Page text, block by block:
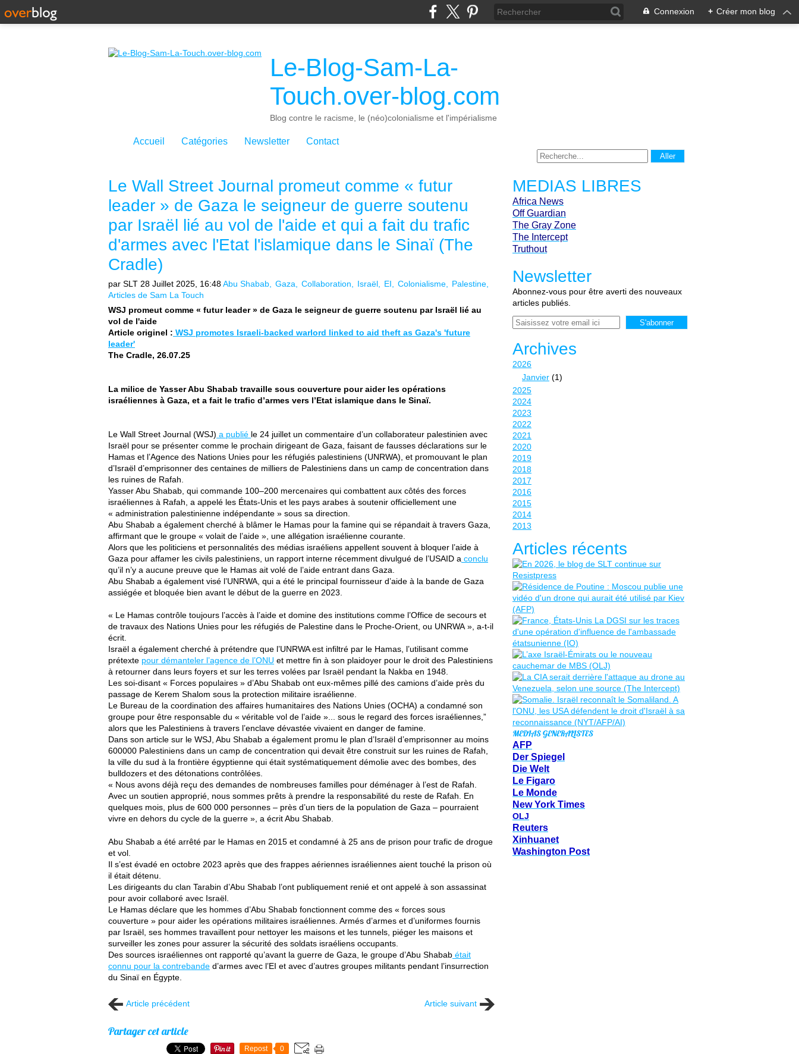
Connexion + Créer mon blog
Le-Blog-Sam-La-
Touch.over-blog.com
Blog contre le racisme, le (néo)colonialisme et l'impérialisme
Accueil Catégories Newsletter Contact
Le Wall Street Journal promeut comme « futur
leader » de Gaza le seigneur de guerre soutenu
par Israël lié au vol de l'aide et qui a fait du trafic
d'armes avec l'Etat l'islamique dans le Sinaï (The
Cradle)
par SLT 28 Juillet 2025, 16:48Abu Shabab Gaza Collaboration Israël EI Colonialisme
Palestine
Articles de Sam La Touch
WSJ promeut comme « futur leader » de Gaza le seigneur de guerre soutenu par Israël lié au
vol de l'aide
Article originel : WSJ promotes Israeli-backed warlord linked to aid theft as Gaza's 'future
leader'
The Cradle, 26.07.25
La milice de Yasser Abu Shabab travaille sous couverture pour aider les opérations
israéliennes à Gaza, et a fait le trafic d’armes vers l’Etat islamique dans le Sinaï.
Le Wall Street Journal (WSJ) a publié le 24 juillet un commentaire d’un collaborateur palestinien avec
Israël pour se présenter comme le prochain dirigeant de Gaza, faisant de fausses déclarations sur le
Hamas et l’Agence des Nations Unies pour les réfugiés palestiniens (UNRWA), et promouvant le plan
d’Israël d’emprisonner des centaines de milliers de Palestiniens dans un camp de concentration dans
les ruines de Rafah.
Yasser Abu Shabab, qui commande 100–200 mercenaires qui combattent aux côtés des forces
israéliennes à Rafah, a appelé les États-Unis et les pays arabes à soutenir officiellement une
« administration palestinienne indépendante » sous sa direction.
Abu Shabab a également cherché à blâmer le Hamas pour la famine qui se répandait à travers Gaza,
affirmant que le groupe « volait de l’aide », une allégation israélienne courante.
Alors que les politiciens et personnalités des médias israéliens appellent souvent à bloquer l’aide à
Gaza pour affamer les civils palestiniens, un rapport interne récemment divulgué de l’USAID a conclu
qu’il n’y a aucune preuve que le Hamas ait volé de l’aide entrant dans Gaza.
Abu Shabab a également visé l’UNRWA, qui a été le principal fournisseur d’aide à la bande de Gaza
assiégée et bloquée bien avant le début de la guerre en 2023.
« Le Hamas contrôle toujours l’accès à l’aide et domine des institutions comme l’Office de secours et
de travaux des Nations Unies pour les réfugiés de Palestine dans le Proche-Orient, ou UNRWA », a-t-il
écrit.
Israël a également cherché à prétendre que l’UNRWA est infiltré par le Hamas, l’utilisant comme
prétexte pour démanteler l’agence de l’ONU et mettre fin à son plaidoyer pour le droit des Palestiniens
à retourner dans leurs foyers et sur les terres volées par Israël pendant la Nakba en 1948.
Les soi-disant « Forces populaires » d’Abu Shabab ont eux-mêmes pillé des camions d’aide près du
passage de Kerem Shalom sous la protection militaire israélienne.
Le Bureau de la coordination des affaires humanitaires des Nations Unies (OCHA) a condamné son
groupe pour être responsable du « véritable vol de l’aide »... sous le regard des forces israéliennes,”
alors que les Palestiniens à travers l’enclave dévastée vivaient en danger de famine.
Dans son article sur le WSJ, Abu Shabab a également promu le plan d’Israël d’emprisonner au moins
600000 Palestiniens dans un camp de concentration qui devait être construit sur les ruines de Rafah,
la ville du sud à la frontière égyptienne qui était systématiquement démolie avec des bombes, des
bulldozers et des détonations contrôlées.
« Nous avons déjà reçu des demandes de nombreuses familles pour déménager à l’est de Rafah.
Avec un soutien approprié, nous sommes prêts à prendre la responsabilité du reste de Rafah. En
quelques mois, plus de 600 000 personnes – près d’un tiers de la population de Gaza – pourraient
vivre en dehors du cycle de la guerre », a écrit Abu Shabab.
Abu Shabab a été arrêté par le Hamas en 2015 et condamné à 25 ans de prison pour trafic de drogue
et vol.
Il s’est évadé en octobre 2023 après que des frappes aériennes israéliennes aient touché la prison où
il était détenu.
Les dirigeants du clan Tarabin d’Abu Shabab l’ont publiquement renié et ont appelé à son assassinat
pour avoir collaboré avec Israël.
Le Hamas déclare que les hommes d’Abu Shabab fonctionnent comme des « forces sous
couverture » pour aider les opérations militaires israéliennes. Armés d’armes et d’uniformes fournis
par Israël, ses hommes travaillent pour nettoyer les maisons et les tunnels, piéger les maisons et
surveiller les zones pour assurer la sécurité des soldats israéliens occupants.
Des sources israéliennes ont rapporté qu’avant la guerre de Gaza, le groupe d’Abu Shabab était
connu pour la contrebande d’armes avec l’EI et avec d’autres groupes militants pendant l’insurrection
du Sinaï en Égypte.
Article précédent Article suivant
Partager cet article
Repost 0
MEDIAS LIBRES
Africa News
Off Guardian
The Gray Zone
The Intercept
Truthout
Newsletter
Abonnez-vous pour être averti des nouveaux
articles publiés.
Email
Archives
2026
Janvier (1)
2025
2024
2023
2022
2021
2020
2019
2018
2017
2016
2015
2014
2013
Articles récents
MEDIAS GENERALISTES
AFP
Der Spiegel
Die Welt
Le Figaro
Le Monde
New York Times
OLJ
Reuters
Xinhuanet
Washington Post